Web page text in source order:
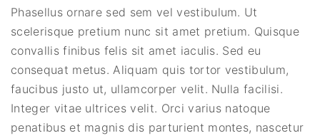
Phasellus ornare sed sem vel vestibulum. Ut
scelerisque pretium nunc sit amet pretium. Quisque
convallis finibus felis sit amet iaculis. Sed eu
consequat metus. Aliquam quis tortor vestibulum,
faucibus justo ut, ullamcorper velit. Nulla facilisi.
Integer vitae ultrices velit. Orci varius natoque
penatibus et magnis dis parturient montes, nascetur